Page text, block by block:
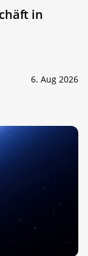
in
6. Aug 2026